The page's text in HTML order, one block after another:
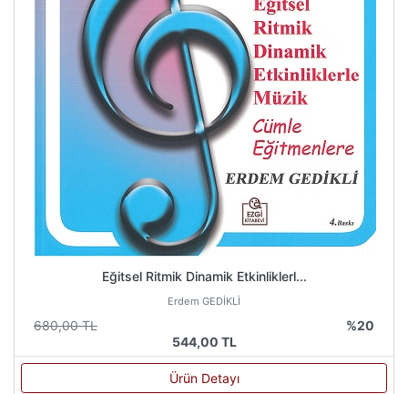
Eğitsel Ritmik Dinamik Etkinliklerl...
Erdem GEDİKLİ
680,00 TL
%20
544,00 TL
Ürün Detayı